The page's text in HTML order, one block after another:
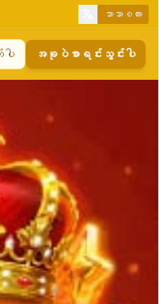
ဘာသာစကား
ါ အခုပဲစာရင်းသွင်းပါ